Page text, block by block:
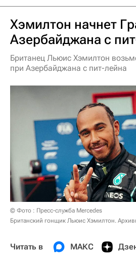
Хэмилтон начнет
Азербайджана с
Британец Льюис Хэмилтон
при Азербайджана с пит-лейна
© Фото : Пресс-служба Mercedes
Британский гонщик Льюис Хэмилтон.
Читать в МАКС